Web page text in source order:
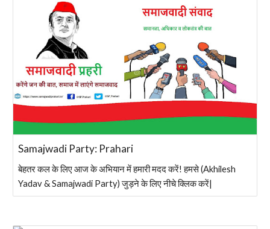
Samajwadi Party: Prahari
बेहतर कल के लिए आज के अभियान में हमारी मदद करें! हमसे (Akhilesh
Yadav & Samajwadi Party) जुड़ने के लिए नीचे क्लिक करें|